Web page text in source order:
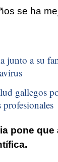
se ha
junto a su
gallegos
profesionales
pone que